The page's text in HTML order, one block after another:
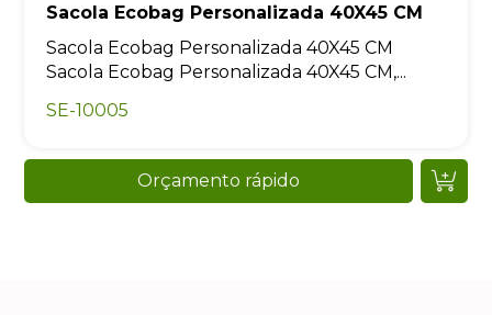
Sacola Ecobag Personalizada 40X45 CM
Sacola Ecobag Personalizada 40X45 CM
Sacola Ecobag Personalizada 40X45 CM,...
SE-10005
Orçamento rápido